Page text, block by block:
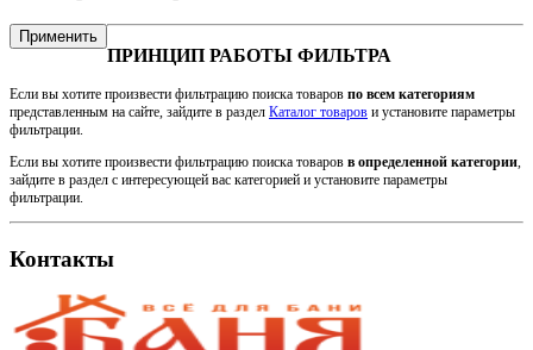
Применить
ПРИНЦИП РАБОТЫ ФИЛЬТРА
Если вы хотите произвести фильтрацию поиска товаров по всем категориям
представленным на сайте, зайдите в раздел Каталог товаров и установите параметры
фильтрации.
Если вы хотите произвести фильтрацию поиска товаров в определенной категории,
зайдите в раздел с интересующей вас категорией и установите параметры
фильтрации.
Контакты